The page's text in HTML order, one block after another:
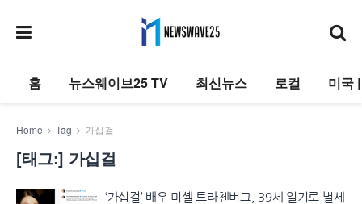
홈 뉴스웨이브25 TV 최신뉴스 로컬 미국
Home Tag 가십걸
[태그:] 가십걸
‘가십걸’ 배우 미셸 트라첸버그, 39세 일기로 별세